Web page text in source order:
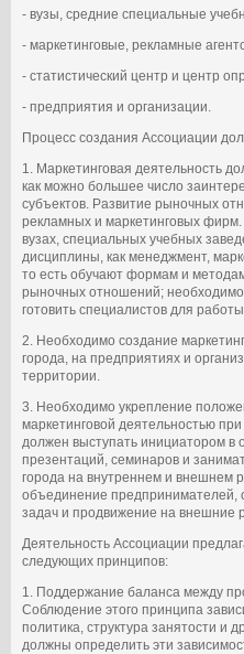
- вузы, средние специальные
- маркетинговые, рекламные
- статистический центр и центр
- предприятия и организации.
Процесс создания Ассоциации
1. Маркетинговая деятельность
как можно большее число
субъектов. Развитие рыночных
рекламных и маркетинговых
вузах, специальных учебных
дисциплины, как менеджмент,
то есть обучают формам и
рыночных отношений;
готовить специалистов для
2. Необходимо создание
города, на предприятиях и
территории.
3. Необходимо укрепление
маркетинговой деятельностью
должен выступать инициатором в
презентаций, семинаров и
города на внутреннем и внешнем
объединение
задач и продвижение на внешние
Деятельность Ассоциации
следующих принципов:
1. Поддержание баланса между
Соблюдение этого принципа
политика, структура занятости и
должны определить эти